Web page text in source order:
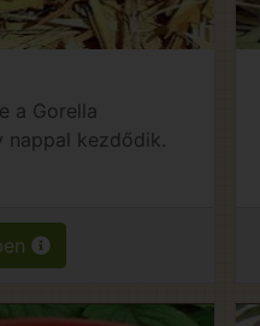
a Gorella
nappal kezdődik.